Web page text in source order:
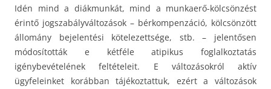
Idén mind a diákmunkát, mind a munkaerő-kölcsönzést
érintő jogszabályváltozások – bérkompenzáció, kölcsönzött
állomány bejelentési kötelezettsége, stb. – jelentősen
módosították e kétféle atipikus foglalkoztatás
igénybevételének feltételeit. E változásokról aktív
ügyfeleinket korábban tájékoztattuk, ezért a változások